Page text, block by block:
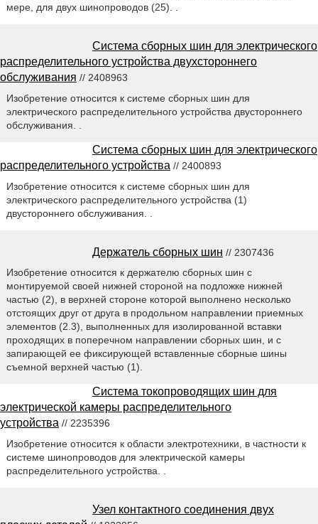
мере, для двух шинопроводов (25). .
Система сборных шин для электрического
распределительного устройства двухстороннего
обслуживания // 2408963
Изобретение относится к системе сборных шин для
электрического распределительного устройства двустороннего
обслуживания. .
Система сборных шин для электрического
распределительного устройства // 2400893
Изобретение относится к системе сборных шин для
электрического распределительного устройства (1)
двустороннего обслуживания. .
Держатель сборных шин // 2307436
Изобретение относится к держателю сборных шин с
монтируемой своей нижней стороной на подложке нижней
частью (2), в верхней стороне которой выполнено несколько
отстоящих друг от друга в продольном направлении приемных
элементов (2.3), выполненных для изолированной вставки
проходящих в поперечном направлении сборных шин, и с
запирающей ее фиксирующей вставленные сборные шины
съемной верхней частью (1).
Система токопроводящих шин для
электрической камеры распределительного
устройства // 2235396
Изобретение относится к области электротехники, в частности к
системе шинопроводов для электрической камеры
распределительного устройства. .
Узел контактного соединения двух